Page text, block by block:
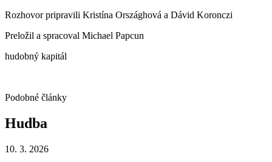
Rozhovor pripravili Kristína Országhová a Dávid Koronczi
Preložil a spracoval Michael Papcun
hudobný kapitál
Podobné články
Hudba
10. 3. 2026